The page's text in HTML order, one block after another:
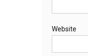
Website